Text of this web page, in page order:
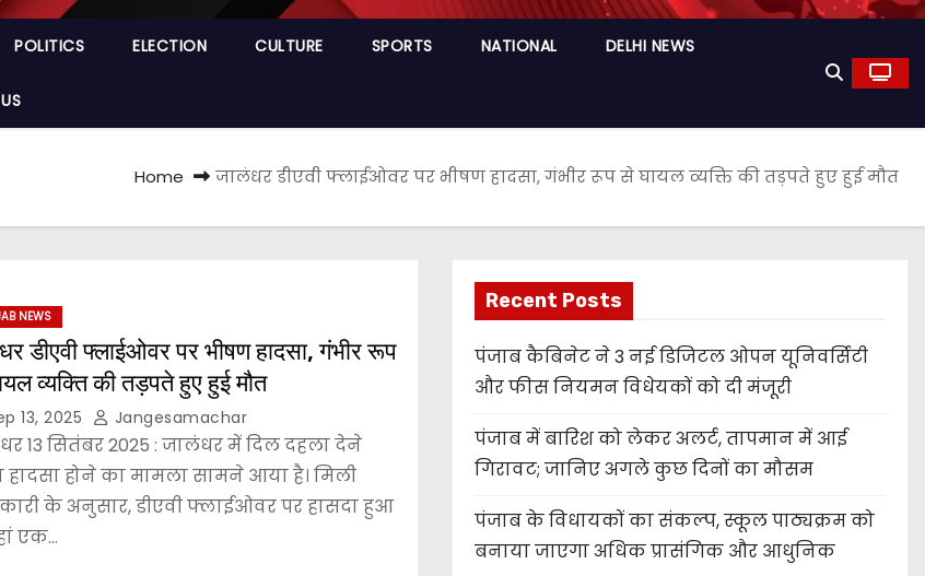
POLITICS ELECTION CULTURE SPORTS NATIONAL DELHI NEWS
Home जालंधर डीएवी फ्लाईओवर पर भीषण हादसा, गंभीर रूप से घायल व्यक्ति की तड़पते हुए हुई मौत
NEWS
डीएवी फ्लाईओवर पर भीषण हादसा, गंभीर रूप
व्यक्ति की तड़पते हुए हुई मौत
13, 2025 Jangesamachar
13 सितंबर 2025 : जालंधर में दिल दहला देने
हादसा होने का मामला सामने आया है। मिली
के अनुसार, डीएवी फ्लाईओवर पर हासदा हुआ
एक…
Recent Posts
पंजाब कैबिनेट ने 3 नई डिजिटल ओपन यूनिवर्सिटी
और फीस नियमन विधेयकों को दी मंजूरी
पंजाब में बारिश को लेकर अलर्ट, तापमान में आई
गिरावट; जानिए अगले कुछ दिनों का मौसम
पंजाब के विधायकों का संकल्प, स्कूल पाठ्यक्रम को
बनाया जाएगा अधिक प्रासंगिक और आधुनिक